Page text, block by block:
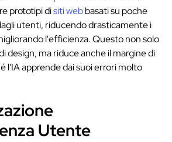
prototipi disiti webbasati su poche
utenti, riducendo drasticamente i
l'efficienza. Questo non solo
design, ma riduce anche il margine di
l'IA apprende dai suoi errori molto
Utente